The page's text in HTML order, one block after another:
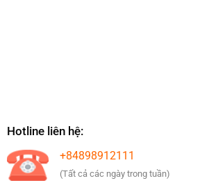
Hotline liên hệ:
+84898912111
(Tất cả các ngày trong tuần)